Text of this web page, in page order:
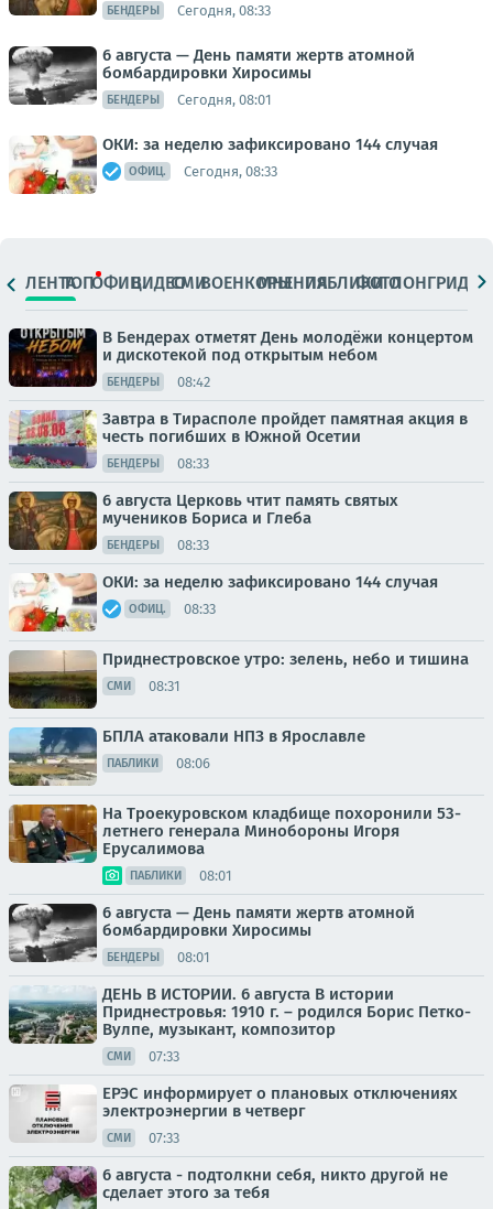
БЕНДЕРЫ Сегодня, 08:33
6 августа — День памяти жертв атомной
бомбардировки Хиросимы
БЕНДЕРЫ Сегодня, 08:01
ОКИ: за неделю зафиксировано 144 случая
ОФИЦ. Сегодня, 08:33
ЛЕНТАТОПОФИЦ.ВИДЕОСМИВОЕНКОРЫМНЕНИЯПАБЛИКИ
ФОТОЛОНГРИДЫ
В Бендерах отметят День молодёжи концертом
и дискотекой под открытым небом
БЕНДЕРЫ 08:42
Завтра в Тирасполе пройдет памятная акция в
честь погибших в Южной Осетии
БЕНДЕРЫ 08:33
6 августа Церковь чтит память святых
мучеников Бориса и Глеба
БЕНДЕРЫ 08:33
ОКИ: за неделю зафиксировано 144 случая
ОФИЦ. 08:33
Приднестровское утро: зелень, небо и тишина
СМИ 08:31
БПЛА атаковали НПЗ в Ярославле
ПАБЛИКИ 08:06
На Троекуровском кладбище похоронили 53-
летнего генерала Минобороны Игоря
Ерусалимова
ПАБЛИКИ 08:01
6 августа — День памяти жертв атомной
бомбардировки Хиросимы
БЕНДЕРЫ 08:01
ДЕНЬ В ИСТОРИИ. 6 августа В истории
Приднестровья: 1910 г. – родился Борис Петко-
Вулпе, музыкант, композитор
СМИ 07:33
ЕРЭС информирует о плановых отключениях
электроэнергии в четверг
СМИ 07:33
6 августа - подтолкни себя, никто другой не
сделает этого за тебя